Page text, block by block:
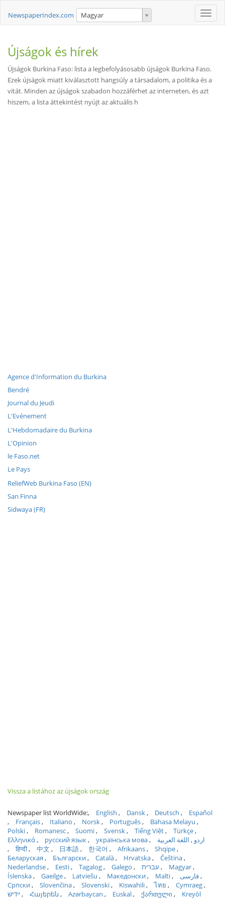
Toggle
NewspaperIndex.com Magyar
Újságok és hírek
Újságok Burkina Faso: lista a legbefolyásosabb újságok Burkina Faso.
Ezek újságok miatt kiválasztott hangsúly a társadalom, a politika és a
vitát. Minden az újságok szabadon hozzáférhet az interneten, és azt
hiszem, a lista áttekintést nyújt az aktuális h
Agence d'Information du Burkina
Bendré
Journal du Jeudi
L'Evénement
L'Hebdomadaire du Burkina
L'Opinion
le Faso.net
Le Pays
ReliefWeb Burkina Faso (EN)
San Finna
Sidwaya (FR)
Vissza a listához az újságok ország
Newspaper list WorldWide: English Dansk Deutsch
Español
Français
Italiano Norsk Português
Bahasa Melayu
Polski
Romanesc Suomi Svensk Tiếng Việt
Türkçe
Ελληνικά
русский язык українська мова اردو
اللغة العربية
हिन्दी
中文 日本語 한국어 Afrikaans
Shqipe
Беларуская
Български Català Hrvatska
Čeština
Nederlandse
Eesti Tagalog Galego עברית
Magyar
Íslenska
Gaeilge Latviešu Македонски Malti
فارسی
Српски
Slovenčina Slovenski Kiswahili ไทย
Cymraeg
ייִדיש
Հայերեն Azərbaycan Euskal ქართული
Kreyòl